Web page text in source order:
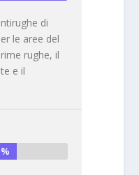
di
le aree del
rughe, il
e il